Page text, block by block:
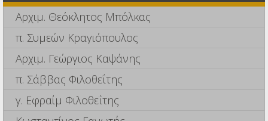
Αρχιμ. Θεόκλητος Μπόλκας
π. Συμεών Κραγιόπουλος
Αρχιμ. Γεώργιος Καψάνης
π. Σάββας Φιλοθεΐτης
γ. Εφραίμ Φιλοθεΐτης